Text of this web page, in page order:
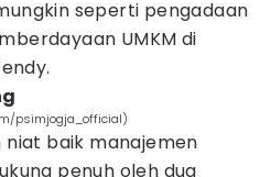
seperti pengadaan
UMKM di
psimjogja_official)
baik manajemen
penuh oleh dua